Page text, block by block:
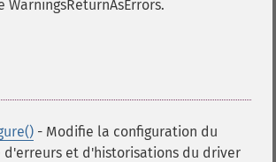
- Modifie la configuration du
d'erreurs et d'historisations du driver